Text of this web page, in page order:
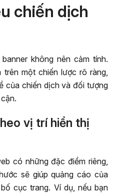
chiến dịch
không nên cảm tính.
một chiến lược rõ ràng,
của chiến dịch và đối tượng
vị trí hiển thị
có những đặc điểm riêng,
sẽ giúp quảng cáo của
cục trang. Ví dụ, nếu bạn